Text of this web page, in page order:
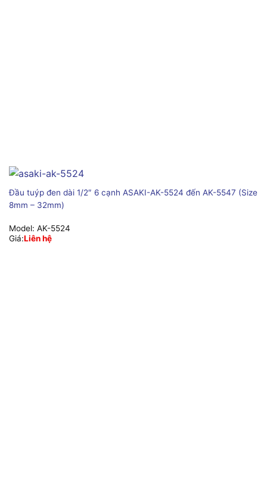
Đầu tuýp đen dài 1/2″ 6 cạnh ASAKI-AK-5524 đến AK-5547 (Size
8mm – 32mm)
Model: AK-5524
Giá:Liên hệ